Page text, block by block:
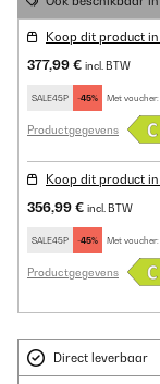
Koop dit product
377,99 € incl. BTW
SALE45P -45% Met voucher:
Productgegevens
Koop dit product
356,99 € incl. BTW
SALE45P -45% Met voucher:
Productgegevens
Direct leverbaar